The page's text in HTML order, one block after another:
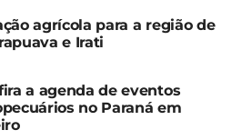
isso:
agrícola para a região de
e Irati
a agenda de eventos
no Paraná em